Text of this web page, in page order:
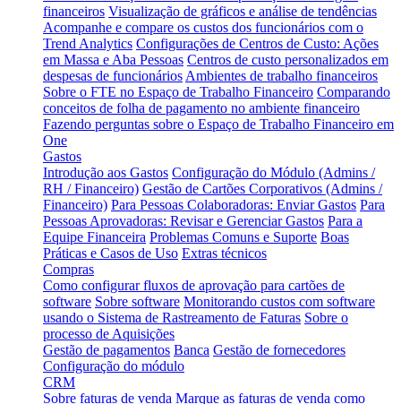
financeiros Visualização de gráficos e análise de tendências
Acompanhe e compare os custos dos funcionários com o
Trend Analytics Configurações de Centros de Custo: Ações
em Massa e Aba Pessoas Centros de custo personalizados em
despesas de funcionários Ambientes de trabalho financeiros
Sobre o FTE no Espaço de Trabalho Financeiro Comparando
conceitos de folha de pagamento no ambiente financeiro
Fazendo perguntas sobre o Espaço de Trabalho Financeiro em
One
Gastos
Introdução aos Gastos Configuração do Módulo (Admins /
RH / Financeiro) Gestão de Cartões Corporativos (Admins /
Financeiro) Para Pessoas Colaboradoras: Enviar Gastos Para
Pessoas Aprovadoras: Revisar e Gerenciar Gastos Para a
Equipe Financeira Problemas Comuns e Suporte Boas
Práticas e Casos de Uso Extras técnicos
Compras
Como configurar fluxos de aprovação para cartões de
software Sobre software Monitorando custos com software
usando o Sistema de Rastreamento de Faturas Sobre o
processo de Aquisições
Gestão de pagamentos Banca Gestão de fornecedores
Configuração do módulo
CRM
Sobre faturas de venda Marque as faturas de venda como